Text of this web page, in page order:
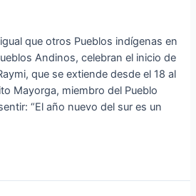
que otros Pueblos indígenas en
Andinos, celebran el inicio de
que se extiende desde el 18 al
Mayorga, miembro del Pueblo
“El año nuevo del sur es un